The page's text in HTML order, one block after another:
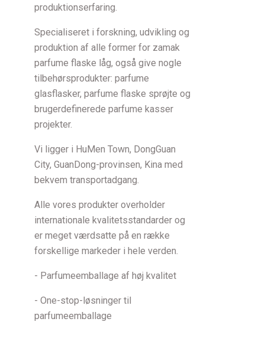
produktionserfaring.
Specialiseret i forskning, udvikling og
produktion af alle former for zamak
parfume flaske låg, også give nogle
tilbehørsprodukter: parfume
glasflasker, parfume flaske sprøjte og
brugerdefinerede parfume kasser
projekter.
Vi ligger i HuMen Town, DongGuan
City, GuanDong-provinsen, Kina med
bekvem transportadgang.
Alle vores produkter overholder
internationale kvalitetsstandarder og
er meget værdsatte på en række
forskellige markeder i hele verden.
- Parfumeemballage af høj kvalitet
- One-stop-løsninger til
parfumeemballage